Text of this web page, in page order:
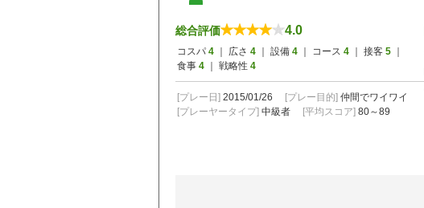
総合評価 4.0
コスパ 4 ｜ 広さ 4 ｜ 設備 4 ｜ コース 4 ｜ 接客 5
食事 4 ｜ 戦略性 4
[プレー日] 2015/01/26 [プレー目的] 仲間でワイワイ
[プレーヤータイプ] 中級者 [平均スコア] 80～89